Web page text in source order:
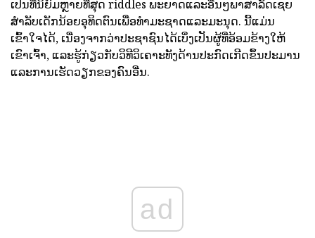
ເປັນທີ່ນິຍົມຫຼາຍທີ່ສຸດ riddles ພະຍາດແລະອື່ນໆພາສາລັດເຊຍ
ສໍາລັບເດັກນ້ອຍອຸທິດຕົນເພື່ອທໍາມະຊາດແລະມະນຸດ. ນີ້ແມ່ນ
ເຂົ້າໃຈໄດ້, ເນື່ອງຈາກວ່າປະຊາຊົນໄດ້ເບິ່ງເປັນຜູ້ທີ່ອ້ອມຂ້າງໃຫ້
ເຂົາເຈົ້າ, ແລະຮູ້ກ່ຽວກັບວິທີວິເຄາະທັງດ້ານປະກົດເກີດຂຶ້ນປະມານ
ແລະການເຮັດວຽກຂອງຄົນອື່ນ.
ad